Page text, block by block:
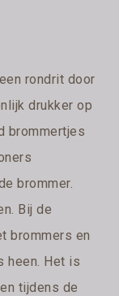
rondrit door
drukker op
brommertjes
brommer.
Bij de
brommers en
heen. Het is
tijdens de